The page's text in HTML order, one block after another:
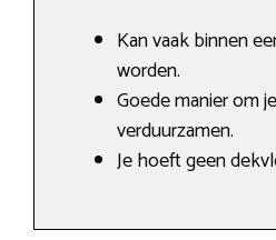
Kan vaak binnen
worden.
Goede manier om
verduurzamen.
Je hoeft geen